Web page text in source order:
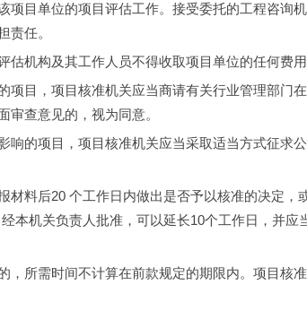
项目单位的项目评估工作。接受委托的工程咨询
责任。
机构及其工作人员不得收取项目单位的任何费用
目，项目核准机关应当商请有关行业管理部门在
查意见的，视为同意。
的项目，项目核准机关应当采取适当方式征求
料后20 个工作日内做出是否予以核准的决定，
本机关负责人批准，可以延长10个工作日，并应
所需时间不计算在前款规定的期限内。项目核